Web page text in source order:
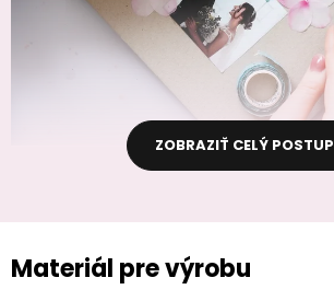
ZOBRAZIŤ CELÝ POSTUP
Materiál pre výrobu